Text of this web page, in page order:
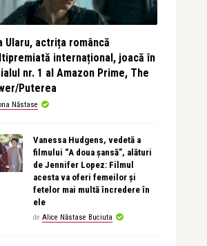
Ularu, actrița româncă
internațional, joacă în
nr. 1 al Amazon Prime, The
Puterea
Năstase
Vanessa Hudgens, vedetă a
filmului “A doua șansă”, alături
de Jennifer Lopez: Filmul
acesta va oferi femeilor și
fetelor mai multă încredere în
ele
de Alice Năstase Buciuta